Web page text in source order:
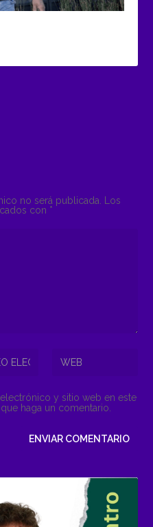
no será publicada. Los
con *
y sitio web en este
haga un comentario.